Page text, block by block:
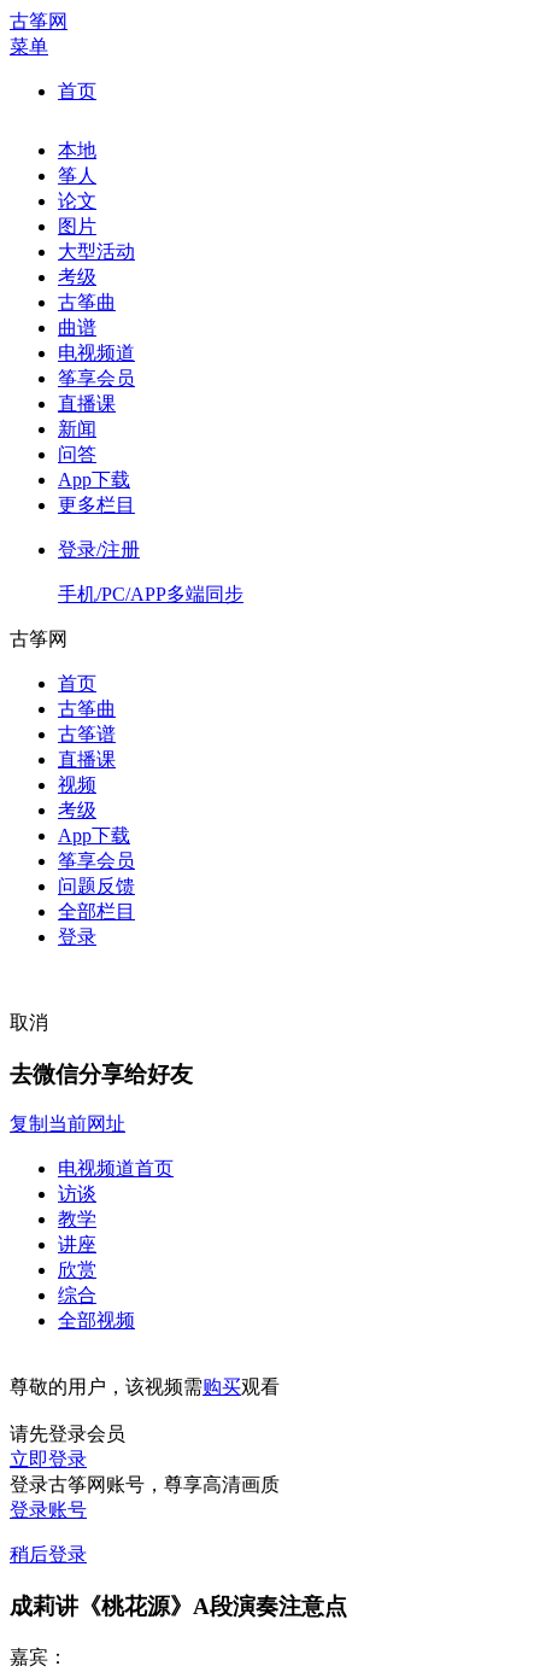
古筝网
菜单
首页
本地
筝人
论文
图片
大型活动
考级
古筝曲
曲谱
电视频道
筝享会员
直播课
新闻
问答
App下载
更多栏目
登录/注册
手机/PC/APP多端同步
古筝网
首页
古筝曲
古筝谱
直播课
视频
考级
App下载
筝享会员
问题反馈
全部栏目
登录
取消
去微信分享给好友
复制当前网址
电视频道首页
访谈
教学
讲座
欣赏
综合
全部视频
尊敬的用户，该视频需购买观看
请先登录会员
立即登录
登录古筝网账号，尊享高清画质
登录账号
稍后登录
成莉讲《桃花源》A段演奏注意点
嘉宾：